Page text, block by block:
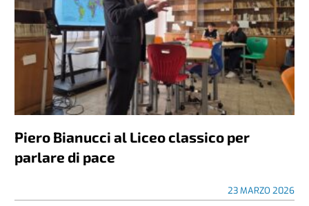
Piero Bianucci al Liceo classico per
parlare di pace
23 MARZO 2026